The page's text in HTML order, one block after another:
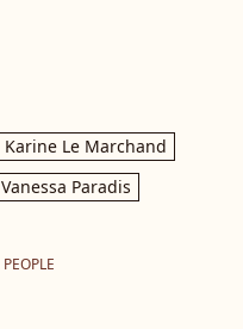
Karine Le Marchand
Vanessa Paradis